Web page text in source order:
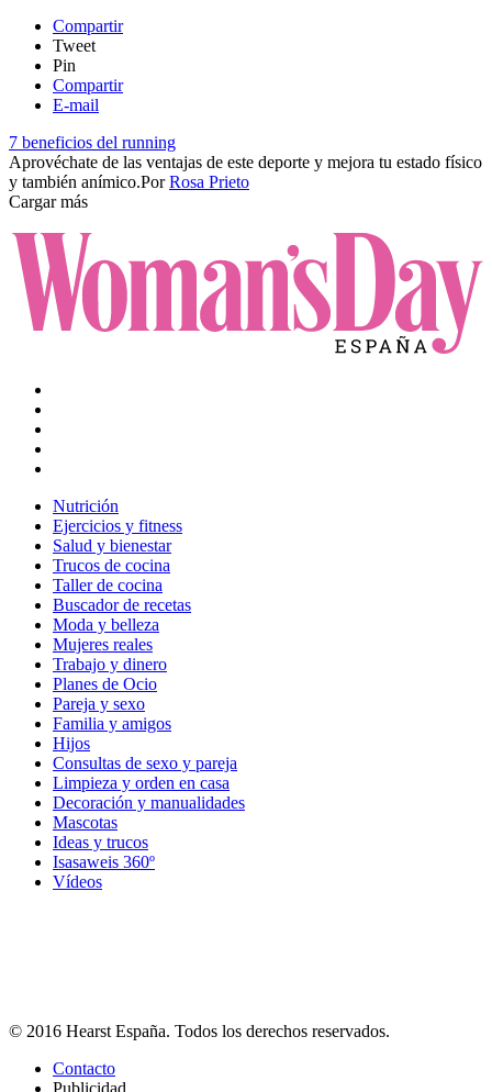
Compartir
Tweet
Pin
Compartir
E-mail
7 beneficios del running
Aprovéchate de las ventajas de este deporte y mejora tu estado físico
y también anímico.​PorRosa Prieto
Cargar más
Nutrición
Ejercicios y fitness
Salud y bienestar
Trucos de cocina
Taller de cocina
Buscador de recetas
Moda y belleza
Mujeres reales
Trabajo y dinero
Planes de Ocio
Pareja y sexo
Familia y amigos
Hijos
Consultas de sexo y pareja
Limpieza y orden en casa
Decoración y manualidades
Mascotas
Ideas y trucos
Isasaweis 360º
Vídeos
© 2016 Hearst España. Todos los derechos reservados.
Contacto
Publicidad